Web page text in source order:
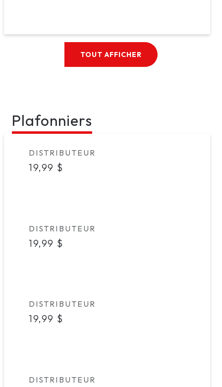
TOUT AFFICHER
Plafonniers
Marque
DISTRIBUTEUR
Prix
19,99 $
Marque
DISTRIBUTEUR
Prix
19,99 $
Marque
DISTRIBUTEUR
Prix
19,99 $
Marque
DISTRIBUTEUR